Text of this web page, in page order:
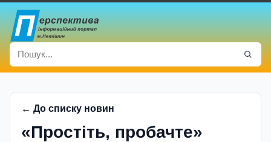
← До списку новин
«Простiть, пробачте»